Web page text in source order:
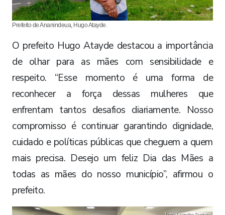
Prefeito de Ananindeua, Hugo Atayde.
O prefeito Hugo Atayde destacou a importância
de olhar para as mães com sensibilidade e
respeito. “Esse momento é uma forma de
reconhecer a força dessas mulheres que
enfrentam tantos desafios diariamente. Nosso
compromisso é continuar garantindo dignidade,
cuidado e políticas públicas que cheguem a quem
mais precisa. Desejo um feliz Dia das Mães a
todas as mães do nosso município”, afirmou o
prefeito.